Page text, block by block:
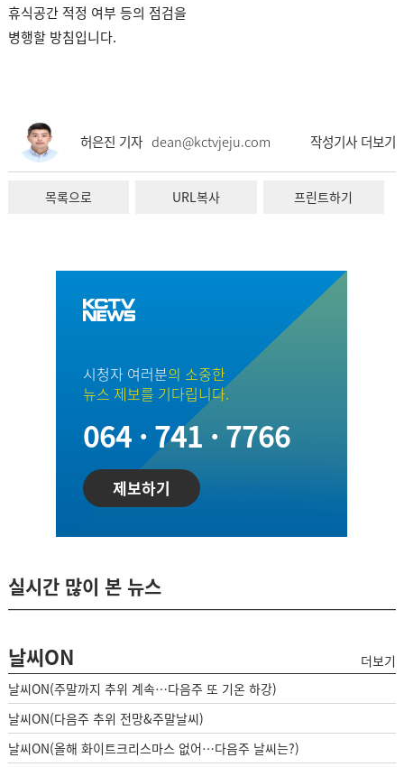
휴식공간 적정 여부 등의 점검을
병행할 방침입니다.
허은진 기자 dean@kctvjeju.com 작성기사 더보기
목록으로 URL복사 프린트하기
시청자 여러분의 소중한
뉴스 제보를 기다립니다.
064 · 741 · 7766
제보하기
실시간 많이 본 뉴스
날씨ON
더보기
날씨ON(주말까지 추위 계속…다음주 또 기온 하강)
날씨ON(다음주 추위 전망&주말날씨)
날씨ON(올해 화이트크리스마스 없어…다음주 날씨는?)